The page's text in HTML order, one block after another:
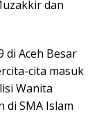
dan
di Aceh Besar
cita masuk
Wanita
di SMA Islam